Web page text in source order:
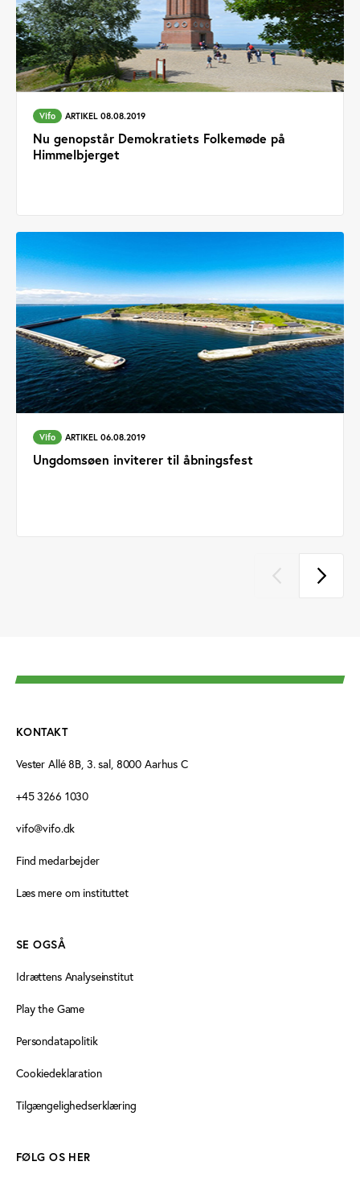
Vifo ARTIKEL 08.08.2019
Nu genopstår Demokratiets Folkemøde på
Himmelbjerget
Vifo ARTIKEL 06.08.2019
Ungdomsøen inviterer til åbningsfest
KONTAKT
Vester Allé 8B, 3. sal, 8000 Aarhus C
+45 3266 1030
vifo@vifo.dk
Find medarbejder
Læs mere om instituttet
SE OGSÅ
Idrættens Analyseinstitut
Play the Game
Persondatapolitik
Cookiedeklaration
Tilgængelighedserklæring
FØLG OS HER